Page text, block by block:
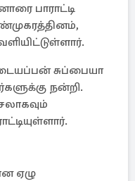
பாராட்டி
சுப்பையா
நன்றி.
ஏழு